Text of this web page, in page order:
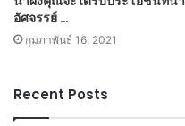
อัศจรรย์ …
กุมภาพันธ์ 16, 2021
Recent Posts